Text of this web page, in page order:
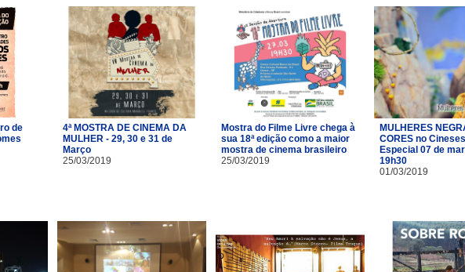
de
4ª MOSTRA DE CINEMA DA
MULHER - 29, 30 e 31 de
Março
25/03/2019
Mostra do Filme Livre chega à
sua 18ª edição como a maior
mostra de cinema brasileiro
25/03/2019
MULHERES
CORES no
Especial 07 de
19h30
01/03/2019